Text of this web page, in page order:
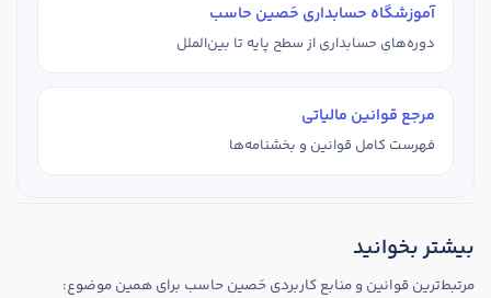
آموزشگاه حسابداری حَصین حاسب
دوره‌های حسابداری از سطح پایه تا بین‌الملل
مرجع قوانین مالیاتی
فهرست کامل قوانین و بخشنامه‌ها
بیشتر بخوانید
مرتبط‌ترین قوانین و منابع کاربردی حَصین حاسب برای همین موضوع: